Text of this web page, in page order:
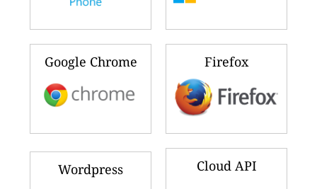
Google Chrome Firefox
Wordpress Cloud API